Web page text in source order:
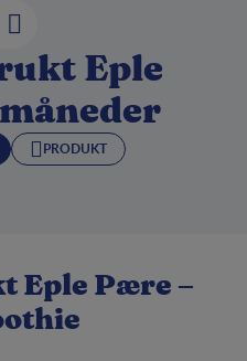
Eple
PRODUKT
Eple Pære –